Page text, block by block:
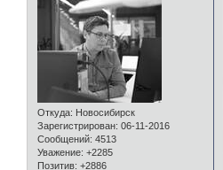
Откуда: Новосибирск
Зарегистрирован: 06-11-2016
Сообщений: 4513
Уважение: +2285
Позитив: +2886